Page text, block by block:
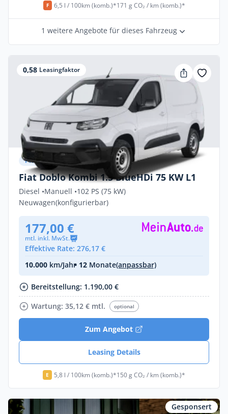
F 6,5 l / 100km (komb.)*171 g CO₂ / km (komb.)*
1 weitere Angebote für dieses Fahrzeug
0,58 Leasingfaktor
Privat & Gewerbe
Fiat Doblo Kombi 1.5 BlueHDi 75 KW L1
Diesel •Manuell •102 PS (75 kW)
Neuwagen(konfigurierbar)
177,00 €
mtl. inkl. MwSt.
Effektive Rate: 276,17 €
10.000 km/Jahr• 12 Monate(anpassbar)
Bereitstellung: 1.190,00 €
Wartung: 35,12 € mtl.
optional
Zum Angebot
Leasing Details
E 5,8 l / 100km (komb.)*150 g CO₂ / km (komb.)*
Gesponsert